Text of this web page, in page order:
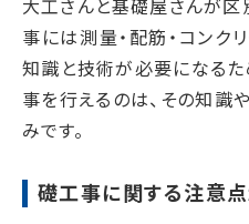
大工さんと基礎屋さんが区
事には測量・配筋・コンク
知識と技術が必要になるた
事を行えるのは、その知識
みです。
礎工事に関する注意